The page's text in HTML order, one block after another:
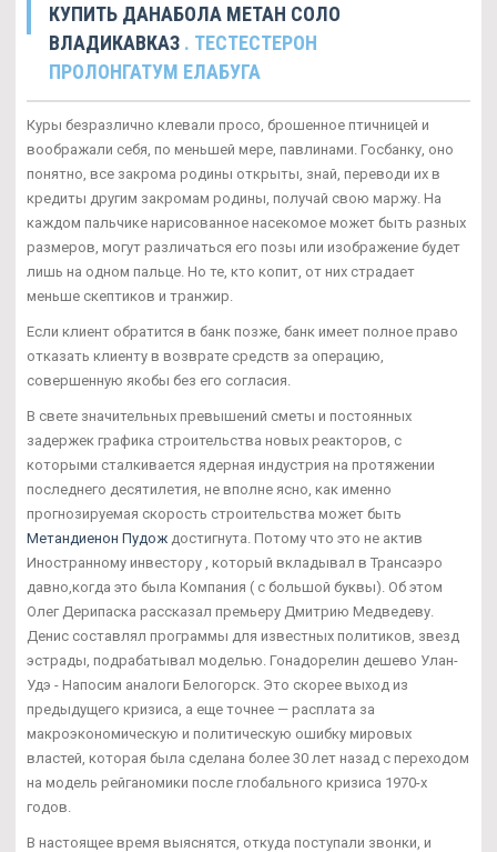
КУПИТЬ ДАНАБОЛА МЕТАН СОЛО
ВЛАДИКАВКАЗ . ТЕСТЕСТЕРОН
ПРОЛОНГАТУМ ЕЛАБУГА
Куры безразлично клевали просо, брошенное птичницей и
воображали себя, по меньшей мере, павлинами. Госбанку, оно
понятно, все закрома родины открыты, знай, переводи их в
кредиты другим закромам родины, получай свою маржу. На
каждом пальчике нарисованное насекомое может быть разных
размеров, могут различаться его позы или изображение будет
лишь на одном пальце. Но те, кто копит, от них страдает
меньше скептиков и транжир.
Если клиент обратится в банк позже, банк имеет полное право
отказать клиенту в возврате средств за операцию,
совершенную якобы без его согласия.
В свете значительных превышений сметы и постоянных
задержек графика строительства новых реакторов, с
которыми сталкивается ядерная индустрия на протяжении
последнего десятилетия, не вполне ясно, как именно
прогнозируемая скорость строительства может быть
Метандиенон Пудож достигнута. Потому что это не актив
Иностранному инвестору , который вкладывал в Трансаэро
давно,когда это была Компания ( с большой буквы). Об этом
Олег Дерипаска рассказал премьеру Дмитрию Медведеву.
Денис составлял программы для известных политиков, звезд
эстрады, подрабатывал моделью. Гонадорелин дешево Улан-
Удэ - Напосим аналоги Белогорск. Это скорее выход из
предыдущего кризиса, а еще точнее — расплата за
макроэкономическую и политическую ошибку мировых
властей, которая была сделана более 30 лет назад с переходом
на модель рейганомики после глобального кризиса 1970-х
годов.
В настоящее время выяснятся, откуда поступали звонки, и